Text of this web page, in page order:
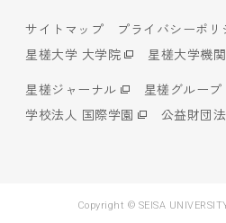
サイトマップ
プライバシーポリ
星槎大学 大学院
星槎大学機
星槎ジャーナル
星槎グループ
学校法人 国際学園
公益財団
Copyright © SEISA